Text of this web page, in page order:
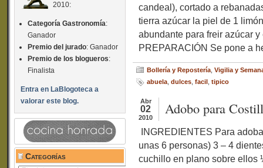
2010:
Categoría Gastronomía:
Ganador
Premio del jurado: Ganador
Premio de los blogueros:
Finalista
Entra en LaBlogoteca a
valorar este blog.
Categorías
candeal), cortado a
tierra azúcar la piel de 1
abundante para freir azúcar
PREPARACIÓN Se pone a
Bollería y Repostería Vigilia y
abuela dulces facil tipico
Abr
02
2010
Adobo para
INGREDIENTES Para
unas 6 personas) 3 – 4
cuchillo en plano sobre